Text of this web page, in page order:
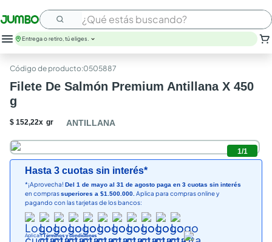
¿Qué estás buscando?
Entrega o retiro, tú eliges.
:0505887
Filete De Salmón Premium Antillana X 450
g
$ 152,22x gr ANTILLANA
1/1
Hasta 3 cuotas sin interés*
*¡Aprovecha! Del 1 de mayo al 31 de agosto paga en 3 cuotas sin interés
en comprassuperiores a $1.500.000. Aplica para compras online y
pagando con las tarjetas de los bancos:
AplicanTérminos y condiciones